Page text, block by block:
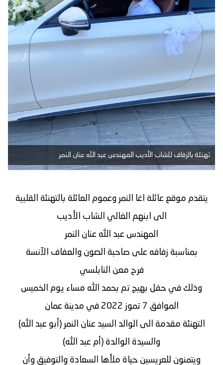
تهنئة بالزفاف للشاب الأديب المهندس عبد الله عنان النمر
يتقدم موقع عائلة اغا النمر وعموم العائلة بالتهنئة القلبية
الى ابنهم الغالي الشاب الأديب
المهندس عبد الله عنان النمر
بمناسبة زفافه على صاحبة الصون والعفاف الآنسة
فرح معن النابلسي
وذلك في حفل بهيج تم بحمد الله مساء يوم الخميس
الموافق 7 تموز 2022 في مدينة عمان
التهنئة مقدمة الى الوالد السيد عنان النمر (أبو عبد الله)
والسيدة الوالدة (أم عبد الله)
ويتمنون للعريسين حياة ملأها السعادة والتوفيق وأن